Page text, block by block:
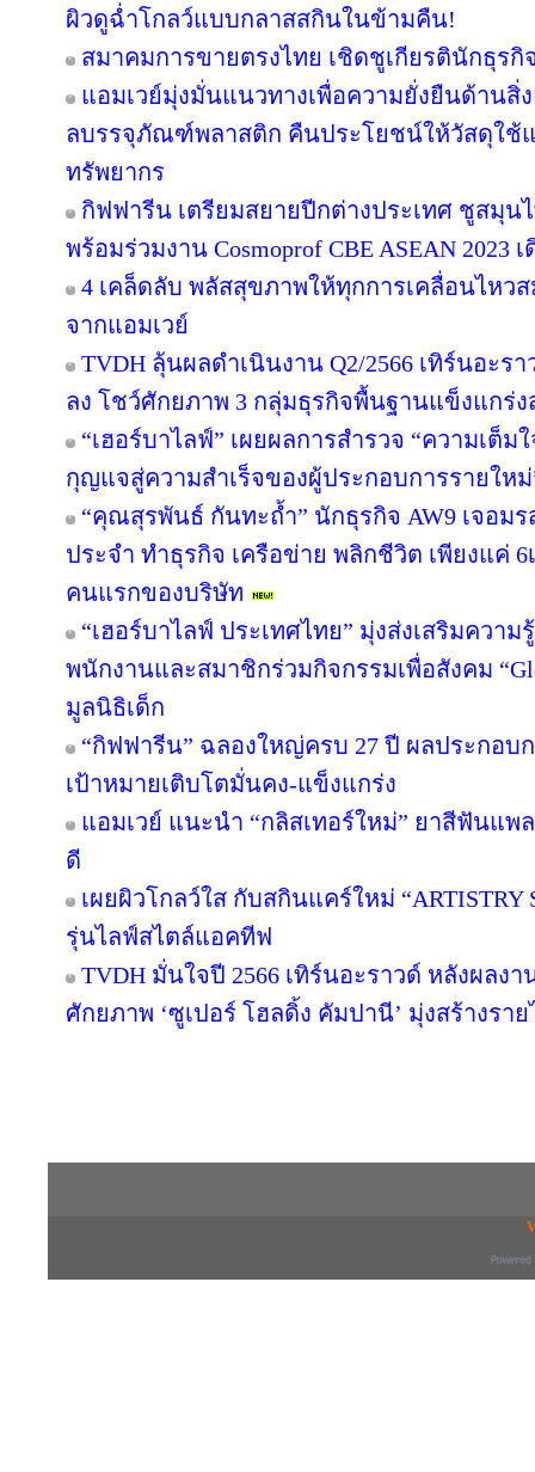
ผิวดูฉ่ำโกลว์แบบกลาสสกินในข้ามคืน!
สมาคมการขายตรงไทย เชิดชูเกียรตินักธุรกิ
แอมเวย์มุ่งมั่นแนวทางเพื่อความยั่งยืนด้านสิ่
ลบรรจุภัณฑ์พลาสติก คืนประโยชน์ให้วัสดุใช้
ทรัพยากร
กิฟฟารีน เตรียมสยายปีกต่างประเทศ ชูสมุน
พร้อมร่วมงาน Cosmoprof CBE ASEAN
4 เคล็ดลับ พลัสสุขภาพให้ทุกการเคลื่อนไหว
จากแอมเวย์
TVDH ลุ้นผลดำเนินงาน Q2/2566 เทิร์นอะ
ลง โชว์ศักยภาพ 3 กลุ่มธุรกิจพื้นฐานแข็งแกร่ง
“เฮอร์บาไลฟ์” เผยผลการสำรวจ “ความเต็
กุญแจสู่ความสำเร็จของผู้ประกอบการรายใหม่
“คุณสุรพันธ์ กันทะถ้ำ” นักธุรกิจ AW9 เจอม
ประจำ ทำธุรกิจ เครือข่าย พลิกชีวิต เพียงแค่
คนแรกของบริษัท
“เฮอร์บาไลฟ์ ประเทศไทย” มุ่งส่งเสริมควา
พนักงานและสมาชิกร่วมกิจกรรมเพื่อสังคม
มูลนิธิเด็ก
“กิฟฟารีน” ฉลองใหญ่ครบ 27 ปี ผลประกอ
เป้าหมายเติบโตมั่นคง-แข็งแกร่ง
แอมเวย์ แนะนำ “กลิสเทอร์ใหม่” ยาสีฟันแ
ดี
เผยผิวโกลว์ใส กับสกินแคร์ใหม่ “ARTISTRY
รุ่นไลฟ์สไตล์แอคทีฟ
TVDH มั่นใจปี 2566 เทิร์นอะราวด์ หลังผล
ศักยภาพ ‘ซูเปอร์ โฮลดิ้ง คัมปานี’ มุ่งสร้างรา